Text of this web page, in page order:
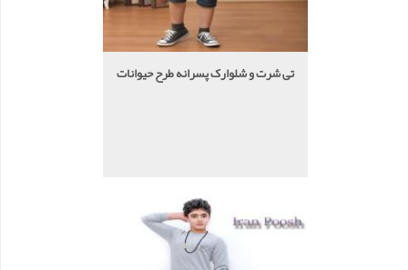
تی شرت و شلوارک پسرانه طرح حیوانات